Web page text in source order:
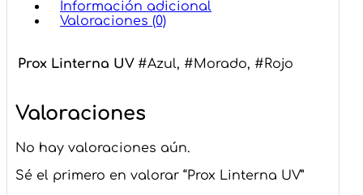
Información adicional
Valoraciones (0)
Prox Linterna UV #Azul, #Morado, #Rojo
Valoraciones
No hay valoraciones aún.
Sé el primero en valorar “Prox Linterna UV”